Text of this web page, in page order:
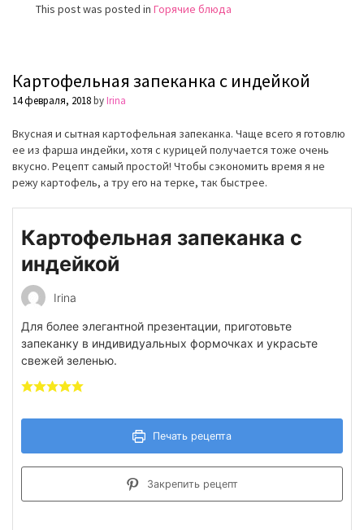
This post was posted in Горячие блюда
Картофельная запеканка с индейкой
14 февраля, 2018byIrina
Вкусная и сытная картофельная запеканка. Чаще всего я готовлю
ее из фарша индейки, хотя с курицей получается тоже очень
вкусно. Рецепт самый простой! Чтобы сэкономить время я не
режу картофель, а тру его на терке, так быстрее.
Картофельная запеканка с
индейкой
Irina
Для более элегантной презентации, приготовьте
запеканку в индивидуальных формочках и украсьте
свежей зеленью.
Печать рецепта
Закрепить рецепт